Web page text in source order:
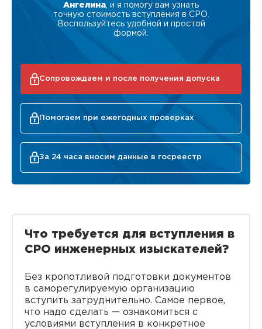
Ангелина , и я помогу вам узнать
точную стоимость вступления в СРО.
Воспользуйтесь удобной и простой
формой.
Сопровождаем и после получения допуска
Помогаем при ежегодных проверках
За 24 часа вносим данные в госреестр
Что требуется для вступления в
СРО инженерных изыскателей?
Без кропотливой подготовки документов
в саморегулируемую организацию
вступить затруднительно. Самое первое,
что надо сделать — ознакомиться с
условиями вступления в конкретное